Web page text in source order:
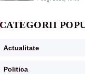
CATEGORII
Actualitate
Politica